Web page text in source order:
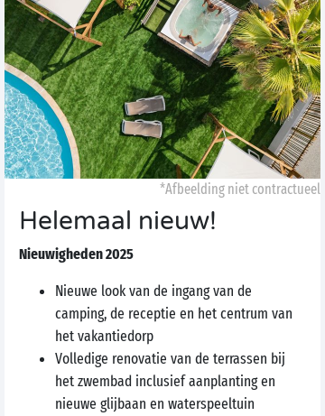
*Afbeelding niet contractueel
Helemaal nieuw!
Nieuwigheden 2025
Nieuwe look van de ingang van de
camping, de receptie en het centrum van
het vakantiedorp
Volledige renovatie van de terrassen bij
het zwembad inclusief aanplanting en
nieuwe glijbaan en waterspeeltuin